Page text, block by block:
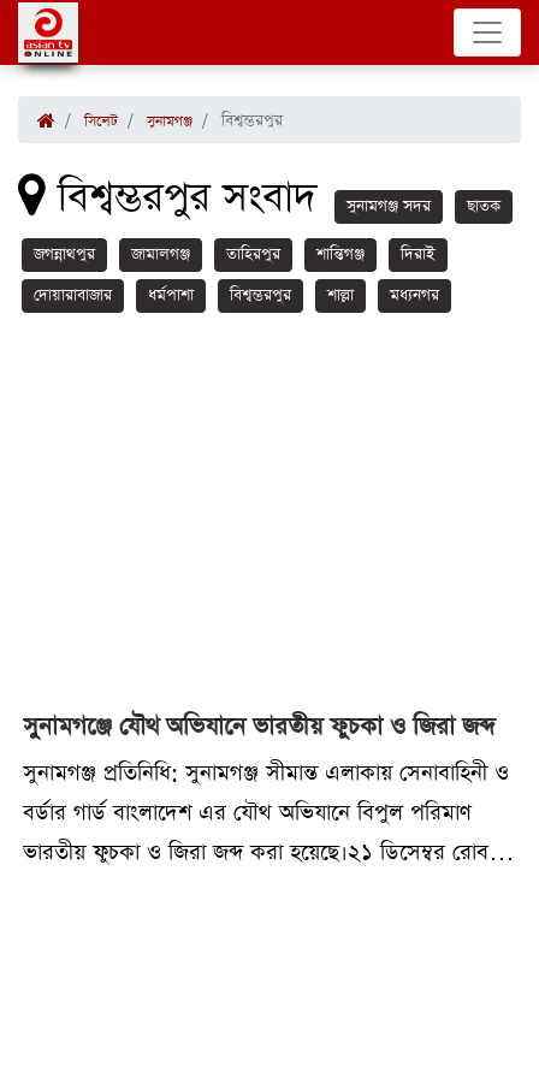
সিলেট সুনামগঞ্জ বিশ্বম্ভরপুর
বিশ্বম্ভরপুর সংবাদ সুনামগঞ্জ সদর ছাতক
জগন্নাথপুর জামালগঞ্জ তাহিরপুর শান্তিগঞ্জ
দিরাই
দোয়ারাবাজার
ধর্মপাশা বিশ্বম্ভরপুর শাল্লা মধ্যনগর
সুনামগঞ্জে যৌথ অভিযানে ভারতীয় ফুচকা ও জিরা জব্দ
সুনামগঞ্জ প্রতিনিধি: সুনামগঞ্জ সীমান্ত এলাকায় সেনাবাহিনী ও
বর্ডার গার্ড বাংলাদেশ এর যৌথ অভিযানে বিপুল পরিমাণ
ভারতীয় ফুচকা ও জিরা জব্দ করা হয়েছে।২১ ডিসেম্বর রোববার